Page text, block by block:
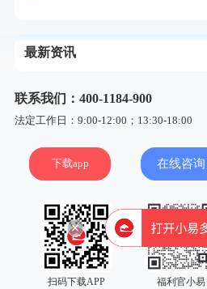
最新资讯
联系我们：400-1184-900
法定工作日：9:00-12:00；13:30-18:00
下载app 在线咨询
扫码下载APP 福利官小易